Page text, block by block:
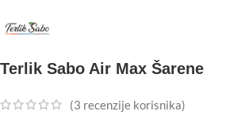
Terlik Sabo Air Max Šarene
(3 recenzije korisnika)